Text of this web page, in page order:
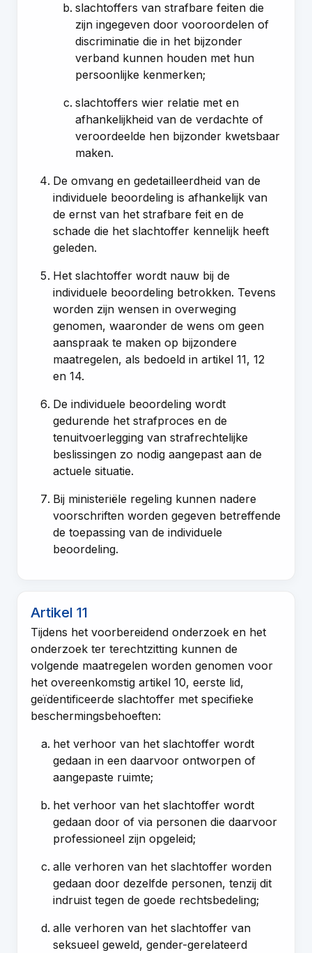
slachtoffers van strafbare feiten die
zijn ingegeven door vooroordelen of
discriminatie die in het bijzonder
verband kunnen houden met hun
persoonlijke kenmerken;
slachtoffers wier relatie met en
afhankelijkheid van de verdachte of
veroordeelde hen bijzonder kwetsbaar
maken.
De omvang en gedetailleerdheid van de
individuele beoordeling is afhankelijk van
de ernst van het strafbare feit en de
schade die het slachtoffer kennelijk heeft
geleden.
Het slachtoffer wordt nauw bij de
individuele beoordeling betrokken. Tevens
worden zijn wensen in overweging
genomen, waaronder de wens om geen
aanspraak te maken op bijzondere
maatregelen, als bedoeld inartikel 11,12
en14.
De individuele beoordeling wordt
gedurende het strafproces en de
tenuitvoerlegging van strafrechtelijke
beslissingen zo nodig aangepast aan de
actuele situatie.
Bij ministeriële regeling kunnen nadere
voorschriften worden gegeven betreffende
de toepassing van de individuele
beoordeling.
Artikel 11
Tijdens het voorbereidend onderzoek en het
onderzoek ter terechtzitting kunnen de
volgende maatregelen worden genomen voor
het overeenkomstigartikel 10, eerste lid,
geïdentificeerde slachtoffer met specifieke
beschermingsbehoeften:
het verhoor van het slachtoffer wordt
gedaan in een daarvoor ontworpen of
aangepaste ruimte;
het verhoor van het slachtoffer wordt
gedaan door of via personen die daarvoor
professioneel zijn opgeleid;
alle verhoren van het slachtoffer worden
gedaan door dezelfde personen, tenzij dit
indruist tegen de goede rechtsbedeling;
alle verhoren van het slachtoffer van
seksueel geweld, gender-gerelateerd